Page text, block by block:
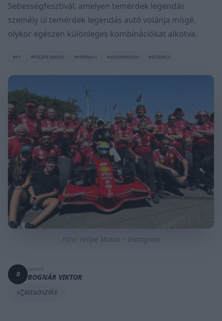
Sebességfesztivál, amelyen temérdek legendás
személy ül temérdek legendás autó volánja mögé,
olykor egészen különleges kombinációkat alkotva.
#F1 #FELIPE MASSA #FORMA-1 #GOODWOOD #KIEMELT
Fotó: Felipe Massa – Instagram
B BOGNÁR VIKTOR
MEGOSZTÁS